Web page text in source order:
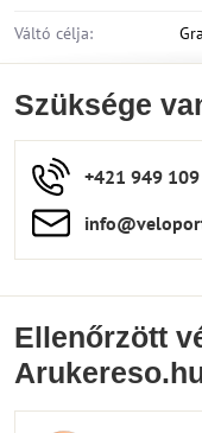
Váltó célja:
Szüksége
+421 949
Ellenőrzött